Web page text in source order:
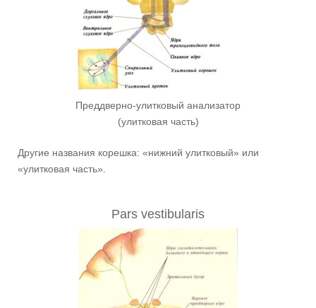
Преддверно-улитковый анализатор
(улитковая часть)
Другие названия корешка: «нижний улитковый» или
«улитковая часть».
Pars vestibularis